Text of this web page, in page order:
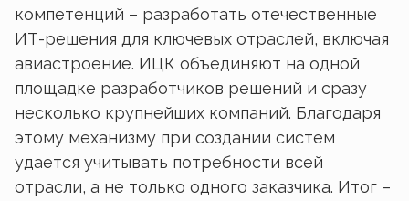
компетенций – разработать отечественные
ИТ-решения для ключевых отраслей, включая
авиастроение. ИЦК объединяют на одной
площадке разработчиков решений и сразу
несколько крупнейших компаний. Благодаря
этому механизму при создании систем
удается учитывать потребности всей
отрасли, а не только одного заказчика. Итог –